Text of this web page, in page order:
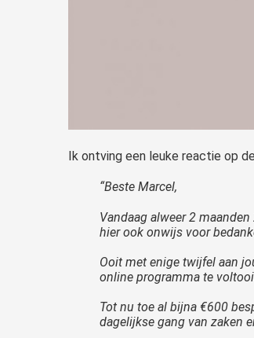
Ik ontving een leuke reactie op
“Beste Marcel,
Vandaag alweer 2
hier ook onwijs voor
Ooit met enige twijfel aan
online programma te
Tot nu toe al bijna €600
dagelijkse gang van zaken